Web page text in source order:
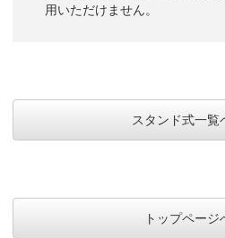
用いただけません。
スタンド式一覧
トップページ